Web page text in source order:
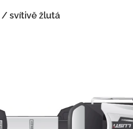
/ svítivě žlutá